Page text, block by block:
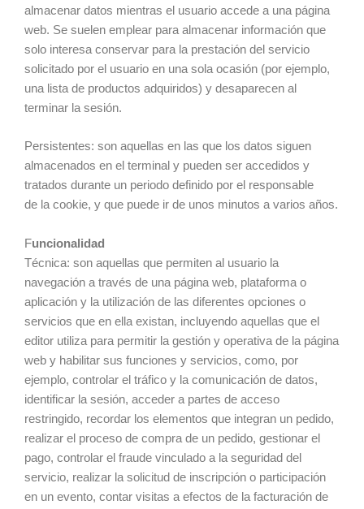
almacenar datos mientras el usuario accede a una página
web. Se suelen emplear para almacenar información que
solo interesa conservar para la prestación del servicio
solicitado por el usuario en una sola ocasión (por ejemplo,
una lista de productos adquiridos) y desaparecen al
terminar la sesión.
Persistentes: son aquellas en las que los datos siguen
almacenados en el terminal y pueden ser accedidos y
tratados durante un periodo definido por el responsable
de la cookie, y que puede ir de unos minutos a varios años.
Funcionalidad
Técnica: son aquellas que permiten al usuario la
navegación a través de una página web, plataforma o
aplicación y la utilización de las diferentes opciones o
servicios que en ella existan, incluyendo aquellas que el
editor utiliza para permitir la gestión y operativa de la página
web y habilitar sus funciones y servicios, como, por
ejemplo, controlar el tráfico y la comunicación de datos,
identificar la sesión, acceder a partes de acceso
restringido, recordar los elementos que integran un pedido,
realizar el proceso de compra de un pedido, gestionar el
pago, controlar el fraude vinculado a la seguridad del
servicio, realizar la solicitud de inscripción o participación
en un evento, contar visitas a efectos de la facturación de